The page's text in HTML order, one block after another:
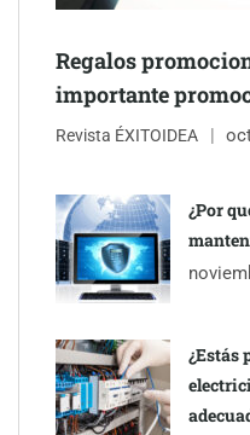
Regalos
importante
Revista ÉXITOIDEA
¿Por
¿Estás